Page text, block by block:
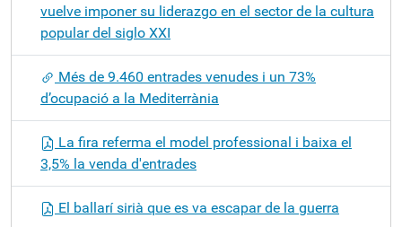
vuelve imponer su liderazgo en el sector de la cultura
popular del siglo XXI
Més de 9.460 entrades venudes i un 73%
d’ocupació a la Mediterrània
La fira referma el model professional i baixa el
3,5% la venda d'entrades
El ballarí sirià que es va escapar de la guerra